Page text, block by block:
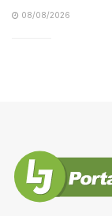
08/08/2026